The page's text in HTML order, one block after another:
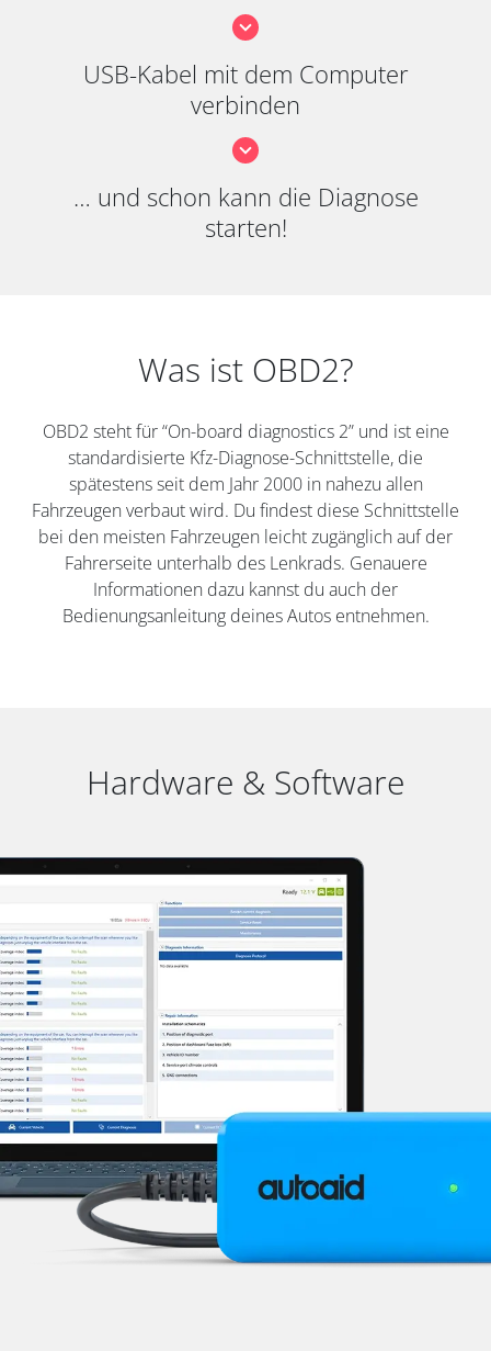
USB-Kabel mit dem Computer
verbinden
… und schon kann die Diagnose
starten!
Was ist OBD2?
OBD2 steht für “On-board diagnostics 2” und ist eine
standardisierte Kfz-Diagnose-Schnittstelle, die
spätestens seit dem Jahr 2000 in nahezu allen
Fahrzeugen verbaut wird. Du findest diese Schnittstelle
bei den meisten Fahrzeugen leicht zugänglich auf der
Fahrerseite unterhalb des Lenkrads. Genauere
Informationen dazu kannst du auch der
Bedienungsanleitung deines Autos entnehmen.
Hardware & Software